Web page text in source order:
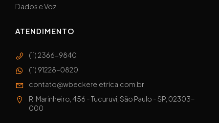
Dados e Voz
ATENDIMENTO
(11) 2366-9840
(11) 91228-0820
contato@wbeckereletrica.com.br
R. Marinheiro, 456 - Tucuruvi, São Paulo - SP, 02303-
000